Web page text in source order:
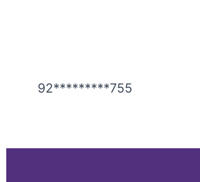
92*********755